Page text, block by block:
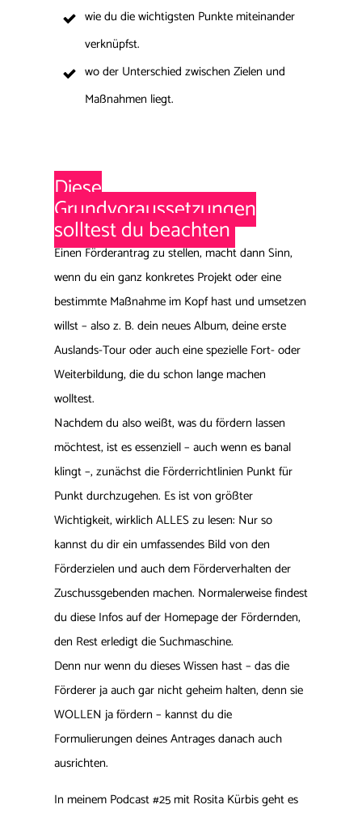
wie du die wichtigsten Punkte miteinander
verknüpfst.
wo der Unterschied zwischen Zielen und
Maßnahmen liegt.
Diese
Grundvoraussetzungen
solltest du beachten
Einen Förderantrag zu stellen, macht dann Sinn,
wenn du ein ganz konkretes Projekt oder eine
bestimmte Maßnahme im Kopf hast und umsetzen
willst – also z. B. dein neues Album, deine erste
Auslands-Tour oder auch eine spezielle Fort- oder
Weiterbildung, die du schon lange machen
wolltest.
Nachdem du also weißt, was du fördern lassen
möchtest, ist es essenziell – auch wenn es banal
klingt –, zunächst die Förderrichtlinien Punkt für
Punkt durchzugehen. Es ist von größter
Wichtigkeit, wirklich ALLES zu lesen: Nur so
kannst du dir ein umfassendes Bild von den
Förderzielen und auch dem Förderverhalten der
Zuschussgebenden machen. Normalerweise findest
du diese Infos auf der Homepage der Fördernden,
den Rest erledigt die Suchmaschine.
Denn nur wenn du dieses Wissen hast – das die
Förderer ja auch gar nicht geheim halten, denn sie
WOLLEN ja fördern – kannst du die
Formulierungen deines Antrages danach auch
ausrichten.
In meinem Podcast #25 mit Rosita Kürbis geht es